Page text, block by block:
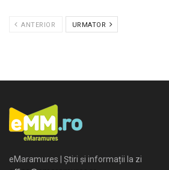
ANTERIOR URMATOR
eMaramures | Știri și informații la zi